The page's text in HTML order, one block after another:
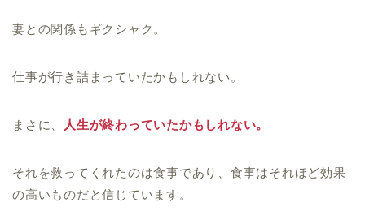
妻との関係もギクシャク。
仕事が行き詰まっていたかもしれない。
まさに、 人生が終わっていたかもしれない。
それを救ってくれたのは食事であり、食事はそれほど効果
の高いものだと信じています。